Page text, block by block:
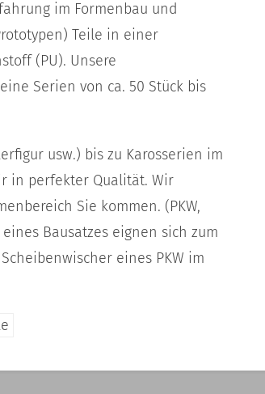
im Formenbau und
Teile in einer
(PU). Unsere
Serien von ca. 50 Stück bis
usw.) bis zu Karosserien im
in perfekter Qualität. Wir
Sie kommen. (PKW,
Bausatzes eignen sich zum
eines PKW im